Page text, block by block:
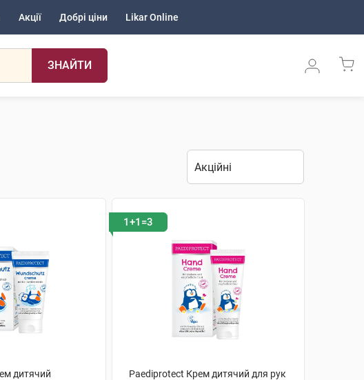
Акції Добрі ціни Likar Online
ЗНАЙТИ
дитячий
1+1=3
Paediprotect Крем дитячий для рук